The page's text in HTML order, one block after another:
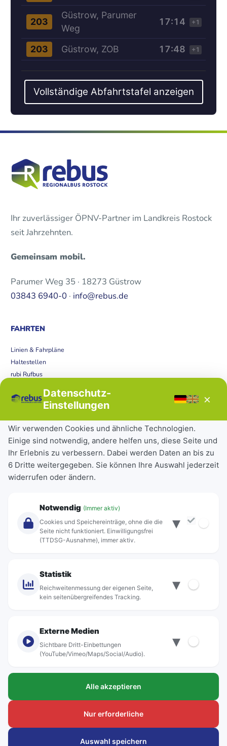
203
Güstrow, Parumer
Weg
17:14 +1
203 Güstrow, ZOB 17:48 +1
Vollständige Abfahrtstafel anzeigen
Ihr zuverlässiger ÖPNV-Partner im Landkreis Rostock
seit Jahrzehnten.
Gemeinsam mobil.
Parumer Weg 35 · 18273 Güstrow
03843 6940-0 · info@rebus.de
FAHRTEN
Linien & Fahrpläne
Haltestellen
rubi Rufbus
Störungen
Tickets & Tarife
Deutschlandticket
Schülerkarte
Einzeltickets
Abonnements
Über Rebus
Standorte
© rebus Regionalbus Rostock GmbH
Datenschutz-
Einstellungen
×
Wir verwenden Cookies und ähnliche Technologien.
Einige sind notwendig, andere helfen uns, diese Seite und
Ihr Erlebnis zu verbessern. Dabei werden Daten an bis zu
6 Dritte weitergegeben. Sie können Ihre Auswahl jederzeit
widerrufen oder ändern.
Notwendig (Immer aktiv)
Cookies und Speichereinträge, ohne die die
Seite nicht funktioniert. Einwilligungsfrei
(TTDSG-Ausnahme), immer aktiv.
▾
Statistik
Reichweitenmessung der eigenen Seite,
kein seitenübergreifendes Tracking.
▾
Externe Medien
Sichtbare Dritt-Einbettungen
(YouTube/Vimeo/Maps/Social/Audio).
▾
Alle akzeptieren
Nur erforderliche
Auswahl speichern